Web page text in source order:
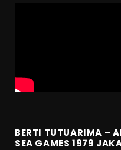
BERTI TUTUARIMA –
SEA GAMES 1979